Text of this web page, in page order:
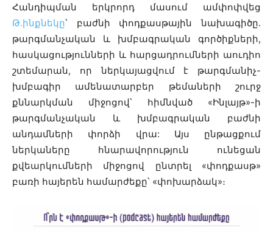
Հանդիպման երկրորդ մասում ամփոփվեց
Թ.ինքնեկը՝ բաժնի փոդքասթային նախագիծը․
թարգմանչական և խմբագրական գործիքների,
հասկացությունների և հարցադրումների աուդիո
շտեմարան, որ ներկայացվում է թարգմանիչ-
խմբագիր ամենատարբեր թեմաների շուրջ
քննարկման միջոցով՝ հիմնված «Ինլայթ»-ի
թարգմանչական և խմբագրական բաժնի
անդամների փորձի վրա: Այս ընթացքում
ներկաները հնարավորություն ունեցան
քվեարկումների միջոցով ընտրել «փոդքասթ»
բառի հայերեն համարժեքը՝ «փոխարձակ»։